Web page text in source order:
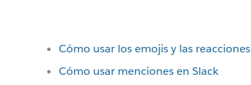
Cómo usar los emojis y las reacciones
Cómo usar menciones en Slack